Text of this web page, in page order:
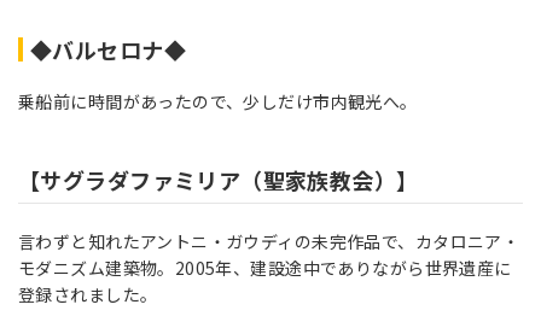
◆バルセロナ◆
乗船前に時間があったので、少しだけ市内観光へ。
【サグラダファミリア（聖家族教会）】
言わずと知れたアントニ・ガウディの未完作品で、カタロニア・
モダニズム建築物。2005年、建設途中でありながら世界遺産に
登録されました。